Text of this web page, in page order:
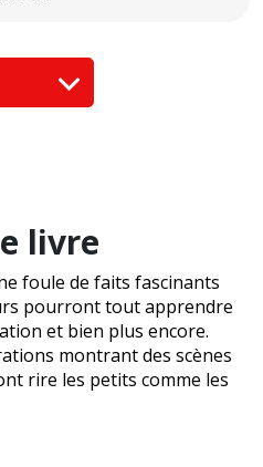
livre
foule de faits fascinants
pourront tout apprendre
et bien plus encore.
montrant des scènes
rire les petits comme les